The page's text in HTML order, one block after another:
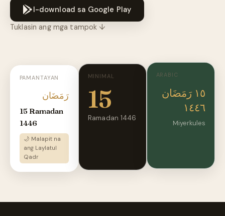
I-download sa Google Play
Tuklasin ang mga tampok ↓
PAMANTAYAN
رَمَضَان
15 Ramadan
1446
🌙 Malapit na
ang Laylatul
Qadr
MINIMAL
15
Ramadan 1446
ARABIC
١٥ رَمَضَان
١٤٤٦
Miyerkules